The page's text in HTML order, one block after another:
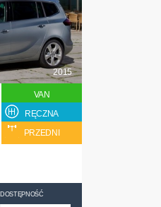
2015
VAN
RĘCZNA
PRZEDNI
DOSTĘPNOŚĆ